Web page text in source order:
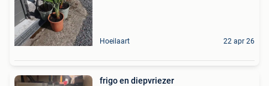
Hoeilaart 22 apr 26
frigo en diepvriezer